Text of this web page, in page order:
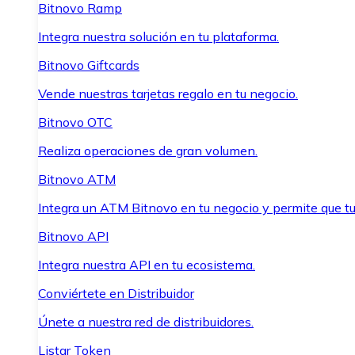
Bitnovo Ramp
Integra nuestra solución en tu plataforma.
Bitnovo Giftcards
Vende nuestras tarjetas regalo en tu negocio.
Bitnovo OTC
Realiza operaciones de gran volumen.
Bitnovo ATM
Integra un ATM Bitnovo en tu negocio y permite que
Bitnovo API
Integra nuestra API en tu ecosistema.
Conviértete en Distribuidor
Únete a nuestra red de distribuidores.
Listar Token